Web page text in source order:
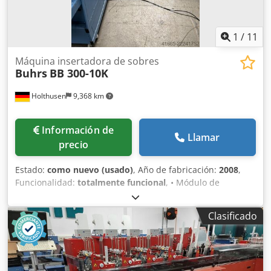
1 / 11
Holthusen 9,368 km
Máquina insertadora de sobres
Buhrs BB 300-10K
Información de
precio
Llamar
Estado: como nuevo (usado), Año de fabricación: 2008,
Funcionalidad: totalmente funcional, • Módulo de
alimentación de sobres BB300-10K, lado derecho, con
interfaz de usuario BSC 2.0. • Sistema de alimentación de
material con 6 posiciones de alimentación, lado derecho. •
4 alimentadores rotativos AT25 (en las posiciones 1 a 4). • 1
alimentador híbrido HF3 (en la posición 6). • 1 posición de
alimentación libre con cubierta de seguridad. • Desviación
Clasificado